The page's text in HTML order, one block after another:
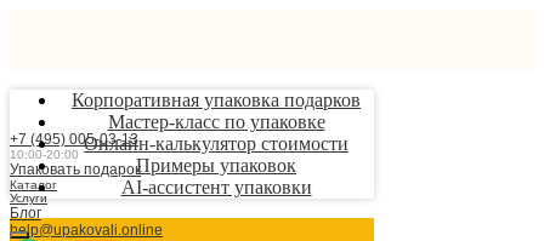
+7 (495) 005-03-13
10:00-20:00
Упаковать подарок
Каталог
Услуги
Блог
help@upakovali.online
Корпоративная упаковка подарков
Мастер-класс по упаковке
Онлайн-калькулятор стоимости
Примеры упаковок
AI-ассистент упаковки